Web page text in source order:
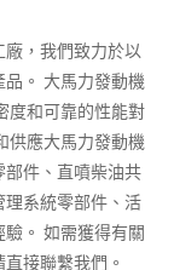
，我們致力於以
。 大馬力發動機
度和可靠的性能對
供應大馬力發動機
部件、直噴柴油共
理系統零部件、活
。 如需獲得有關
接聯繫我們。